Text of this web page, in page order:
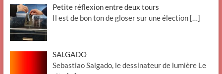
Petite réflexion entre deux tours
Il est de bon ton de gloser sur une élection […]
SALGADO
Sebastiao Salgado, le dessinateur de lumière Le